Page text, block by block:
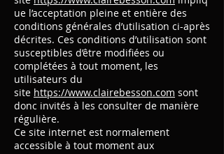
ue l’acceptation pleine et entière des
conditions générales d’utilisation ci-après
décrites. Ces conditions d’utilisation sont
susceptibles d’être modifiées ou
complétées à tout moment, les
utilisateurs du
site https://www.clairebesson.com sont
donc invités à les consulter de manière
régulière.
Ce site internet est normalement
accessible à tout moment aux